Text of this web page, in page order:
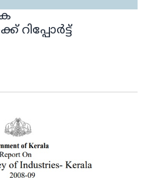
റിപ്പോർട്ട്